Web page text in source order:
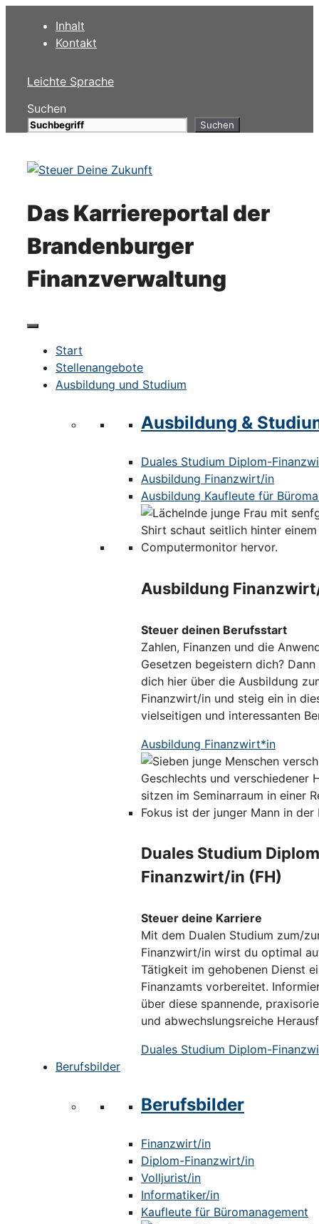
springen
Inhalt
Kontakt
Leichte Sprache
Suchen
Suchen
Das Karriereportal der
Brandenburger
Finanzverwaltung
Start
Stellenangebote
Ausbildung und Studium
Ausbildung &
Duales Studium Diplom-
Ausbildung Finanzwirt/in
Ausbildung Kaufleute für
Ausbildung
Steuer deinen Berufsstart
Zahlen, Finanzen und die
Gesetzen begeistern dich?
dich hier über die Ausbildung
Finanzwirt/in und steig ein in
vielseitigen und interessanten
Ausbildung Finanzwirt*in
Duales Studium
Finanzwirt/in (FH)
Steuer deine Karriere
Mit dem Dualen Studium zum/
Finanzwirt/in wirst du optimal
Tätigkeit im gehobenen Dienst
Finanzamts vorbereitet.
über diese spannende,
und abwechslungsreiche
Duales Studium Diplom-
Berufsbilder
Berufsbilder
Finanzwirt/in
Diplom-Finanzwirt/in
Volljurist/in
Informatiker/in
Kaufleute für Büromanagement